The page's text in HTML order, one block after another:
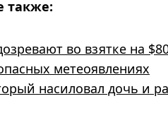
также:
во взятке на
метеоявлениях
насиловал дочь и